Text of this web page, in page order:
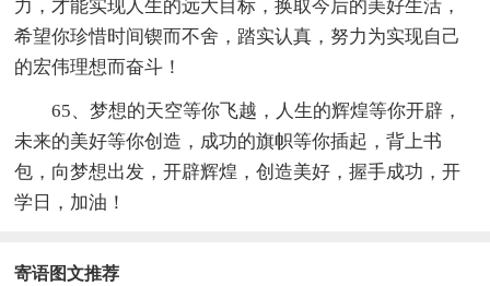
力，才能实现人生的远大目标，换取今后的美好生活，
希望你珍惜时间锲而不舍，踏实认真，努力为实现自己
的宏伟理想而奋斗！
65、梦想的天空等你飞越，人生的辉煌等你开辟，
未来的美好等你创造，成功的旗帜等你插起，背上书
包，向梦想出发，开辟辉煌，创造美好，握手成功，开
学日，加油！
寄语图文推荐